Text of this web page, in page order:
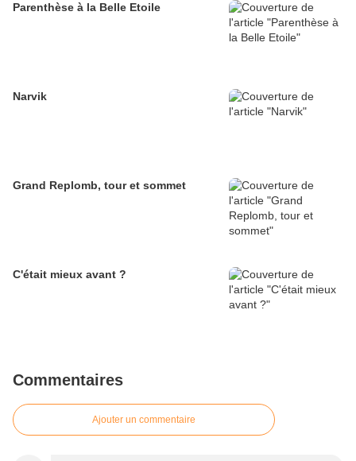
Parenthèse à la Belle Etoile
Narvik
Grand Replomb, tour et sommet
C'était mieux avant ?
Commentaires
Ajouter un commentaire